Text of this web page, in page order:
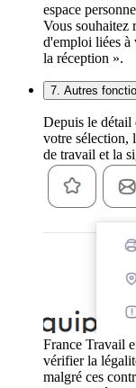
espace
Vous souhaitez
d'emploi liées
la réception ».
7. Autres
Depuis le détail
votre sélection,
de travail et la
France Travail
vérifier la
malgré ces